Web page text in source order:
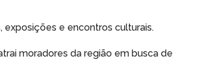
exposições e encontros culturais.
moradores da região em busca de